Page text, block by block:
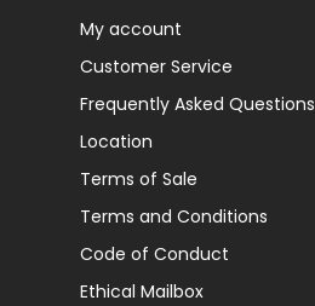
My account
Customer Service
Frequently Asked Questions
Location
Terms of Sale
Terms and Conditions
Code of Conduct
Ethical Mailbox